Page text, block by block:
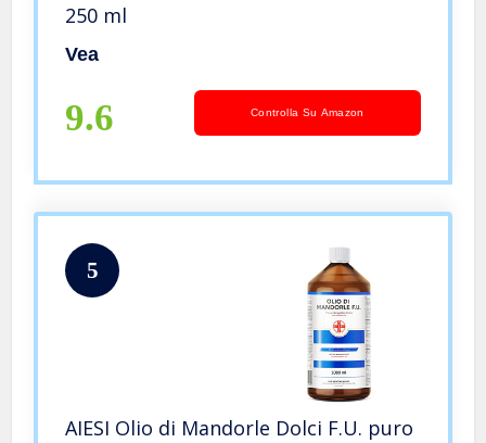
250 ml
Vea
9.6 Controlla Su Amazon
5
AIESI Olio di Mandorle Dolci F.U. puro